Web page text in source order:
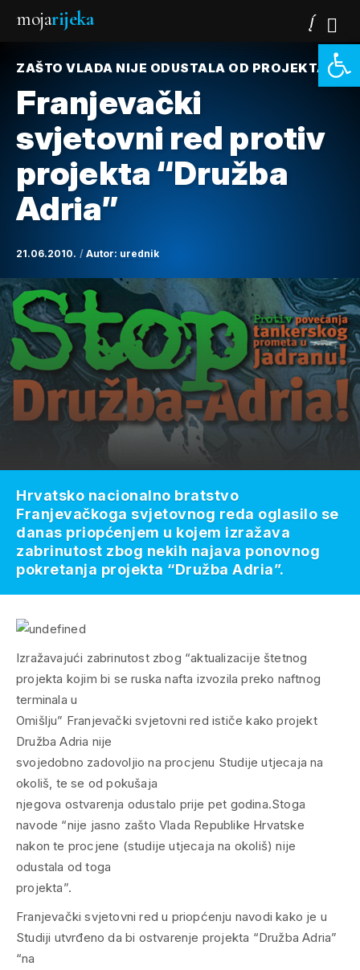
mojarijeka
ZAŠTO VLADA NIJE ODUSTALA OD PROJEKTA?
Franjevački
svjetovni red protiv
projekta “Družba
Adria”
21.06.2010. Autor: urednik
Izražavajući zabrinutost zbog “aktualizacije štetnog
projekta kojim bi se ruska nafta izvozila preko naftnog
terminala u
Omišlju” Franjevački svjetovni red ističe kako projekt
Družba Adria nije
svojedobno zadovoljio na procjenu Studije utjecaja na
okoliš, te se od pokušaja
njegova ostvarenja odustalo prije pet godina.Stoga
navode “nije jasno zašto Vlada Republike Hrvatske
nakon te procjene (studije utjecaja na okoliš) nije
odustala od toga
projekta”.
Franjevački svjetovni red u priopćenju navodi kako je u
Studiji utvrđeno da bi ostvarenje projekta “Družba Adria”
“na
Hrvatsko nacionalno bratstvo
Franjevačkoga svjetovnog reda oglasilo se
danas priopćenjem u kojem izražava
zabrinutost zbog nekih najava ponovnog
pokretanja projekta “Družba Adria”.